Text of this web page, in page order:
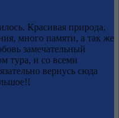
Красивая природа,
много памяти, а так же
замечательный
тура, и со всеми
вернусь сюда